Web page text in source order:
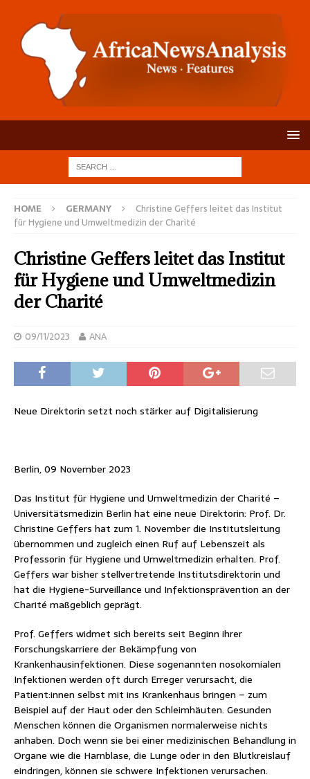
HOME GERMANY
Christine Geffers leitet das Institut
für Hygiene und Umweltmedizin der Charité
Christine Geffers leitet das Institut
für Hygiene und Umweltmedizin
der Charité
09/11/2023 ANA
Neue Direktorin setzt noch stärker auf Digitalisierung
Berlin, 09 November 2023
Das Institut für Hygiene und Umweltmedizin der Charité –
Universitätsmedizin Berlin hat eine neue Direktorin: Prof. Dr.
Christine Geffers hat zum 1. November die Institutsleitung
übernommen und zugleich einen Ruf auf Lebenszeit als
Professorin für Hygiene und Umweltmedizin erhalten. Prof.
Geffers war bisher stellvertretende Institutsdirektorin und
hat die Hygiene-Surveillance und Infektionsprävention an der
Charité maßgeblich geprägt.
Prof. Geffers widmet sich bereits seit Beginn ihrer
Forschungskarriere der Bekämpfung von
Krankenhausinfektionen. Diese sogenannten nosokomialen
Infektionen werden oft durch Erreger verursacht, die
Patient:innen selbst mit ins Krankenhaus bringen – zum
Beispiel auf der Haut oder den Schleimhäuten. Gesunden
Menschen können die Organismen normalerweise nichts
anhaben. Doch wenn sie bei einer medizinischen Behandlung in
Organe wie die Harnblase, die Lunge oder in den Blutkreislauf
eindringen, können sie schwere Infektionen verursachen.